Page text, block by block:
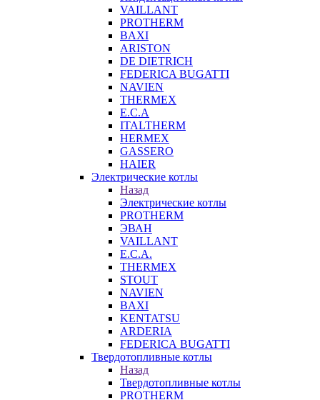
VAILLANT
PROTHERM
BAXI
ARISTON
DE DIETRICH
FEDERICA BUGATTI
NAVIEN
THERMEX
E.C.A
ITALTHERM
HERMEX
GASSERO
HAIER
Электрические котлы
Назад
Электрические котлы
PROTHERM
ЭВАН
VAILLANT
E.C.A.
THERMEX
STOUT
NAVIEN
BAXI
KENTATSU
ARDERIA
FEDERICА BUGATTI
Твердотопливные котлы
Назад
Твердотопливные котлы
PROTHERM